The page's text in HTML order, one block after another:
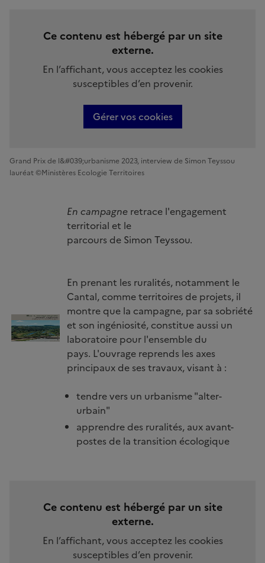
Ce contenu est hébergé par un site
externe.
En l’affichant, vous acceptez les cookies
susceptibles d’en provenir.
Gérer vos cookies
Grand Prix de l&#039;urbanisme 2023, interview de Simon Teyssou
lauréat ©Ministères Ecologie Territoires
Image
En campagne retrace l'engagement
territorial et le
parcours de Simon Teyssou.
En prenant les ruralités, notamment le
Cantal, comme territoires de projets, il
montre que la campagne, par sa sobriété
et son ingéniosité, constitue aussi un
laboratoire pour l'ensemble du
pays. L'ouvrage reprends les axes
principaux de ses travaux, visant à :
tendre vers un urbanisme "alter-
urbain"
apprendre des ruralités, aux avant-
postes de la transition écologique
Ce contenu est hébergé par un site
externe.
En l’affichant, vous acceptez les cookies
susceptibles d’en provenir.